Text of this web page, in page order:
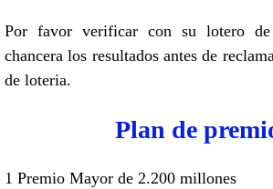
Por favor verificar con su lotero de
chancera los resultados antes de
de loteria.
Plan de
1 Premio Mayor de 2.200 millones